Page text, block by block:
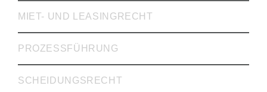
MIET- UND LEASINGRECHT
PROZESSFÜHRUNG
SCHEIDUNGSRECHT